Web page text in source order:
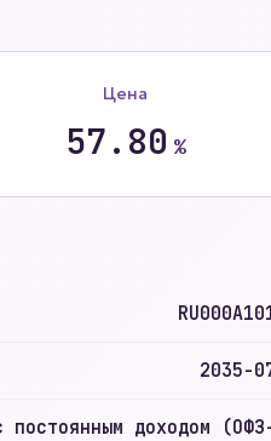
Цена
57.80 %
2035-
постоянным доходом